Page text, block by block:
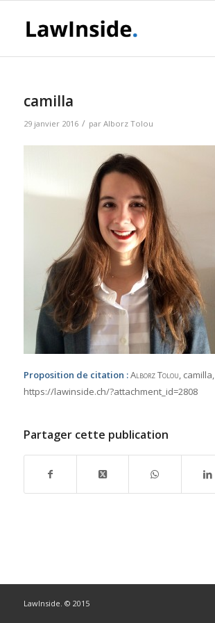
camilla
29 janvier 2016 / par Alborz Tolou
Proposition de citation :Alborz Tolou, camilla,
https://lawinside.ch/?attachment_id=2808
Partager cette publication
LawInside. © 2015